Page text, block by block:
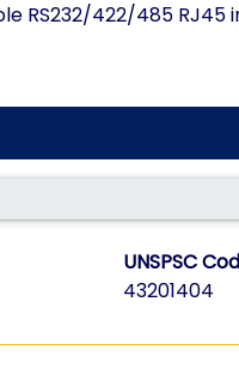
RS232/422/485
UNSPSC
43201404